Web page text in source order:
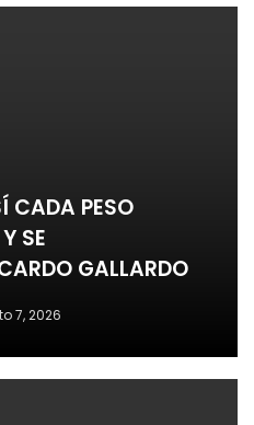
CADA PESO
SE
GALLARDO
7, 2026